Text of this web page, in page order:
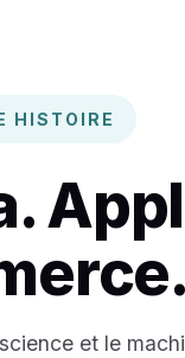
HISTOIRE
et le